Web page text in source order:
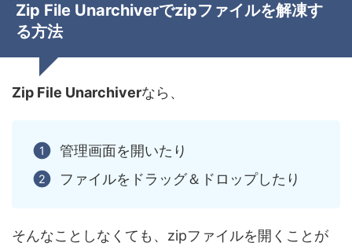
Zip File Unarchiverでzipファイルを解凍す
る方法
Zip File Unarchiverなら、
管理画面を開いたり
ファイルをドラッグ＆ドロップしたり
そんなことしなくても、 zipファイルを開くことが